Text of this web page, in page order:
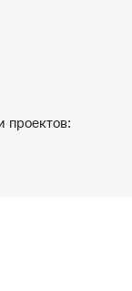
проектов: